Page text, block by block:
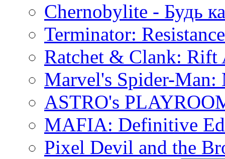
Chernobylite - Будь
Terminator:
Ratchet & Clank: Rift
Marvel's Spider-Man:
ASTRO's
MAFIA: Definitive
Pixel Devil and the